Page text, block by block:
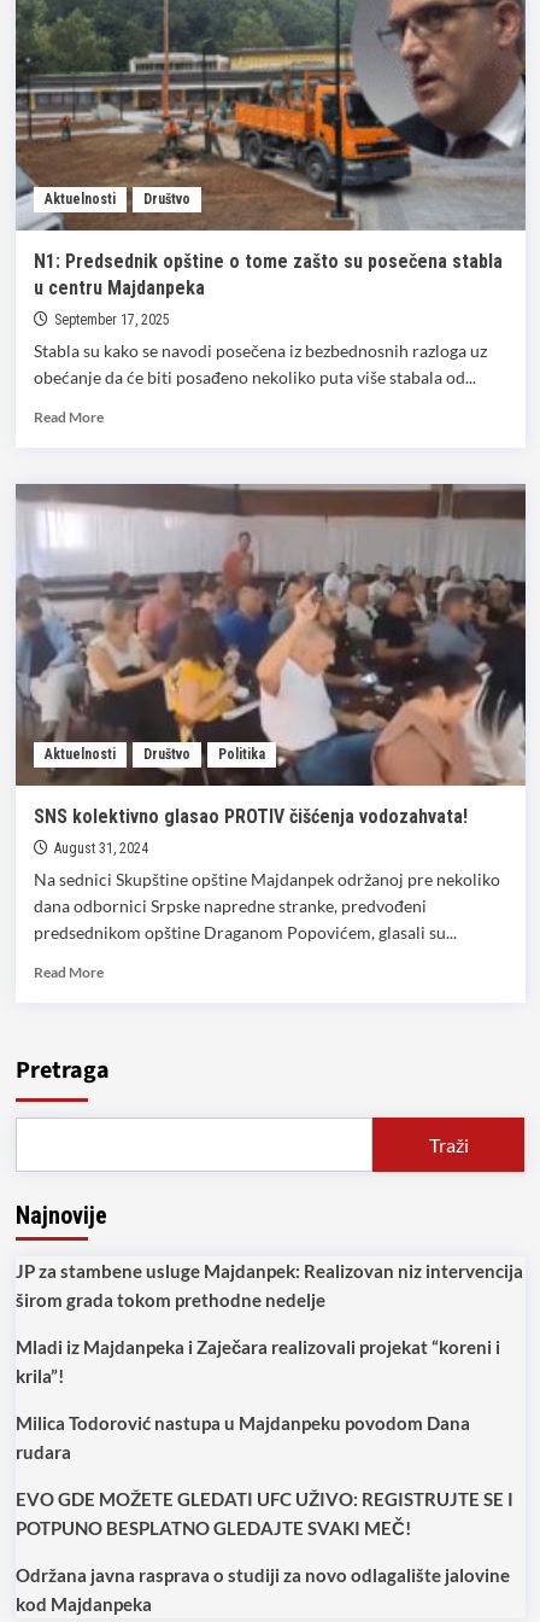
Aktuelnosti Društvo
N1: Predsednik opštine o tome zašto su posečena stabla
u centru Majdanpeka
September 17, 2025
Stabla su kako se navodi posečena iz bezbednosnih razloga uz
obećanje da će biti posađeno nekoliko puta više stabala od...
Read MoreRead
N1:
Predsednik
tome
zašto
su
posečena
stabla
u
Majdanpeka
Aktuelnosti Društvo Politika
SNS kolektivno glasao PROTIV čišćenja vodozahvata!
August 31, 2024
Na sednici Skupštine opštine Majdanpek održanoj pre nekoliko
dana odbornici Srpske napredne stranke, predvođeni
predsednikom opštine Draganom Popovićem, glasali su...
Read MoreRead
kolektivno
glasao
Pretraga
Traži
Najnovije
JP za stambene usluge Majdanpek: Realizovan niz intervencija
širom grada tokom prethodne nedelje
Mladi iz Majdanpeka i Zaječara realizovali projekat “koreni i
krila”!
Milica Todorović nastupa u Majdanpeku povodom Dana
rudara
EVO GDE MOŽETE GLEDATI UFC UŽIVO: REGISTRUJTE SE I
POTPUNO BESPLATNO GLEDAJTE SVAKI MEČ!
Održana javna rasprava o studiji za novo odlagalište jalovine
kod Majdanpeka